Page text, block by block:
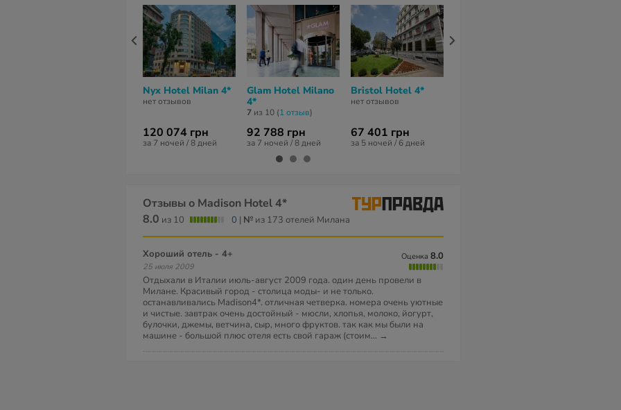
Nyx Hotel Milan 4*
нет отзывов
120 074 грн
за 7 ночей / 8 дней
Glam Hotel Milano
4*
7 из 10 (1 отзыв)
92 788 грн
за 7 ночей / 8 дней
Bristol Hotel 4*
нет отзывов
67 401 грн
за 5 ночей / 6 дней
Отзывы о Madison Hotel 4*
8.0 из 10 0 | № из 173 отелей Милана
хороший отель - 4+
25 июля 2009
Оценка
8.0
Отдыхали в Италии июль-август 2009 года. один день провели в
Милане. Красивый город - столица моды- и не только.
останавливались Мadison4*. отличная четверка. номера очень уютные
и чистые. завтрак очень достойный - мюсли, хлопья, молоко, йогурт,
булочки, джемы, ветчина, сыр, много фруктов. так как мы были на
машине - большой плюс отеля есть свой гараж (стоим... →